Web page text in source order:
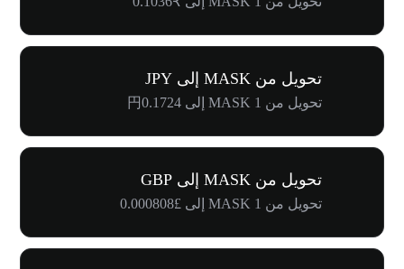
تحويل من MASK إلى JPY
تحويل من 1 MASK إلى 円0.1724
تحويل من MASK إلى GBP
تحويل من 1 MASK إلى £0.000808